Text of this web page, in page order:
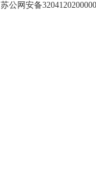
苏公网安备